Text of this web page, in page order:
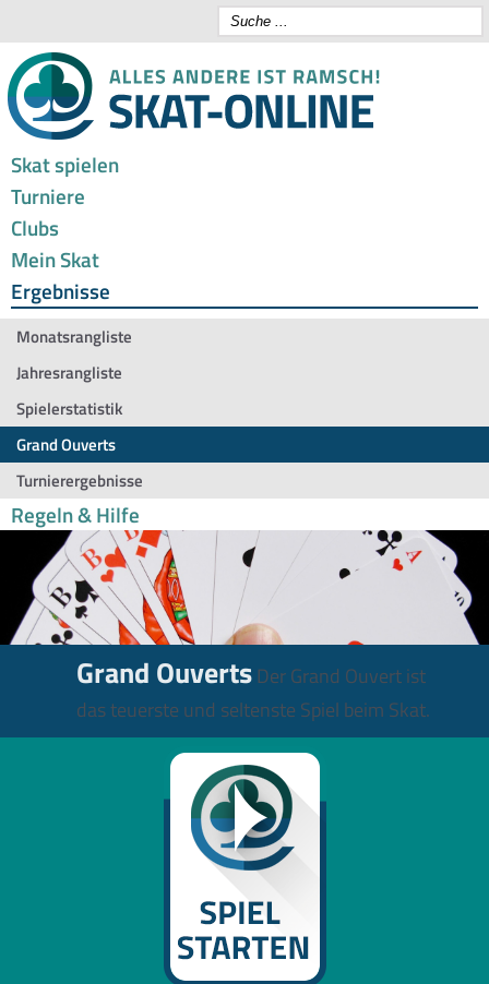
Skat spielen
Turniere
Clubs
Mein Skat
Ergebnisse
Monatsrangliste
Jahresrangliste
Spielerstatistik
Grand Ouverts
Turnierergebnisse
Regeln & Hilfe
Grand OuvertsDer Grand Ouvert ist
das teuerste und seltenste Spiel beim Skat.